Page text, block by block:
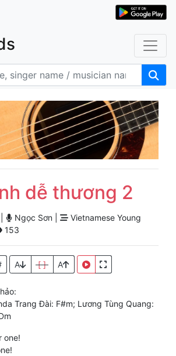
dễ thương 2
Ngọc Sơn |
Vietnamese Young
153
A [ ] A
Trang Đài: F#m; Lương Tùng Quang:
one!